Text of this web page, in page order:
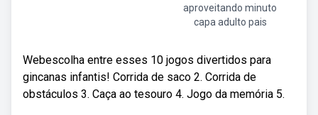
aproveitando minuto
capa adulto pais
Webescolha entre esses 10 jogos divertidos para
gincanas infantis! Corrida de saco 2. Corrida de
obstáculos 3. Caça ao tesouro 4. Jogo da memória 5.